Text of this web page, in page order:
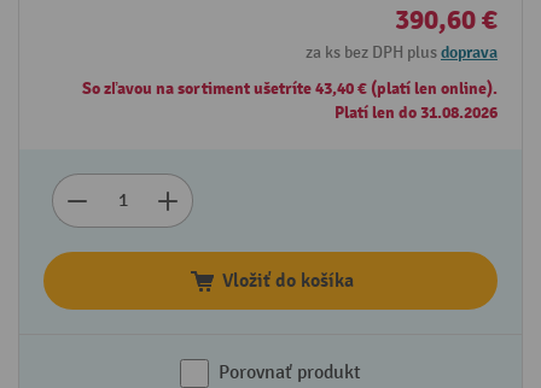
390,60 €
za ks bez DPH plusdoprava
So zľavou na sortiment ušetríte 43,40 € (platí len online).
Platí len do 31.08.2026
Vložiť do košíka
Porovnať produkt